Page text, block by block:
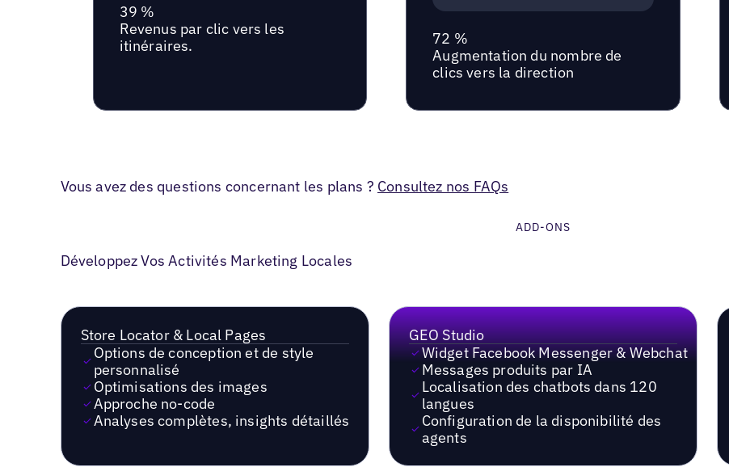
39 %
Revenus par clic vers les
itinéraires.
72 %
Augmentation du nombre de
clics vers la direction
Vous avez des questions concernant les plans ? Consultez nos FAQs
ADD-ONS
Développez Vos Activités Marketing Locales
Store Locator & Local Pages
Options de conception et de style
personnalisé
Optimisations des images
Approche no-code
Analyses complètes, insights détaillés
GEO Studio
Widget Facebook Messenger & Webchat
Messages produits par IA
Localisation des chatbots dans 120
langues
Configuration de la disponibilité des
agents